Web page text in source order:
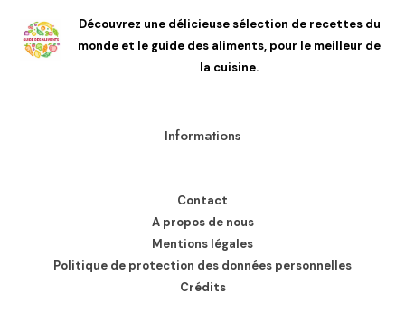
Découvrez une délicieuse sélection de recettes du
monde et le guide des aliments, pour le meilleur de
la cuisine.
Informations
Contact
A propos de nous
Mentions légales
Politique de protection des données personnelles
Crédits